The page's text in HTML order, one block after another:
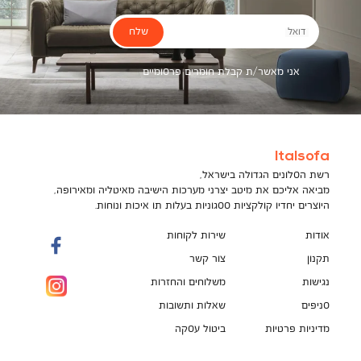
דואל
אני מאשר/ת קבלת חומרים פרסומיים
שלח
Italsofa
רשת הסלונים הגדולה בישראל,
מביאה אליכם את מיטב יצרני מערכות הישיבה מאיטליה ומאירופה,
היוצרים יחדיו קולקציות ססגוניות בעלות תו איכות ונוחות.
אודות
תקנון
נגישות
סניפים
מדיניות פרטיות
שירות לקוחות
צור קשר
משלוחים והחזרות
שאלות ותשובות
ביטול עסקה